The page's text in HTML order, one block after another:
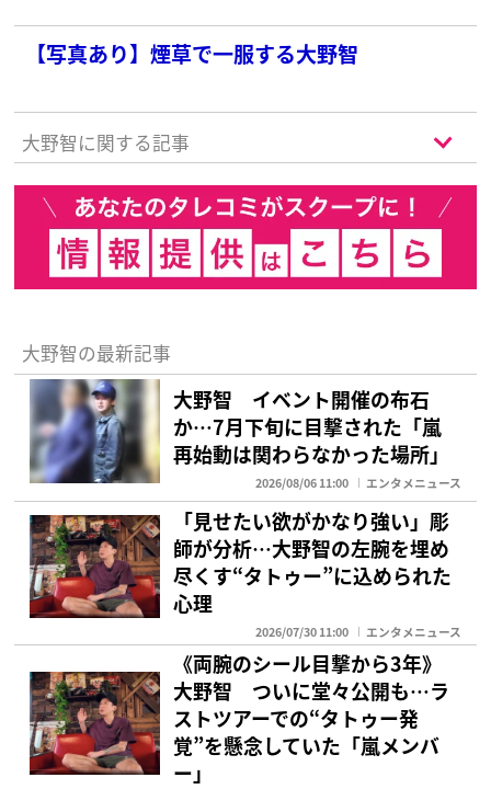
【写真あり】煙草で一服する大野智
大野智に関する記事
大野智の最新記事
大野智 イベント開催の布石
か…7月下旬に目撃された「嵐
再始動は関わらなかった場所」
2026/08/06 11:00 エンタメニュース
「見せたい欲がかなり強い」彫
師が分析…大野智の左腕を埋め
尽くす“タトゥー”に込められた
心理
2026/07/30 11:00 エンタメニュース
《両腕のシール目撃から3年》
大野智 ついに堂々公開も…ラ
ストツアーでの“タトゥー発
覚”を懸念していた「嵐メンバ
ー」